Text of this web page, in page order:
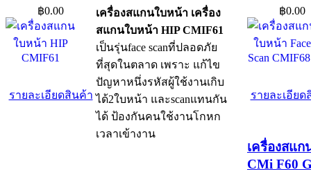
฿0.00
รายละเอียดสินค้า
เครื่องสแกนใบหน้า เครื่อง
สแกนใบหน้า HIP CMIF61
เป็นรุ่นface scanที่ปลอดภัย
ที่สุดในตลาด เพราะ แก้ไข
ปัญหาหนึ่งรหัสผู้ใช้งานเกิบ
ได้2ใบหน้า และscanแทนกัน
ได้ ป้องกันคนใช้งานโกหก
เวลาเข้างาน
฿0.00
รายละเอีย
เครื่องสแก
CMi F60